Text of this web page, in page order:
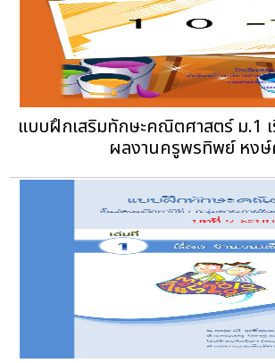
แบบฝึกเสริมทักษะคณิตศาสตร์ ม.1
ผลงานครูพรทิพย์ หงษ์